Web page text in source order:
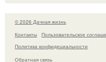
© 2026 Дачная жизнь
Контакты
Пользовательское
Политика конфидециальности
Обратная связь